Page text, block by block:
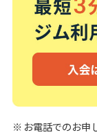
お電話でのお申